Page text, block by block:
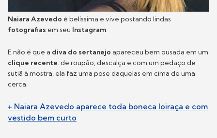
Naiara Azevedo é belíssima e vive postando lindas
fotografias em seu Instagram.
E não é que a diva do sertanejo apareceu bem ousada em um
clique recente: de roupão, descalça e com um pedaço de
sutiã à mostra, ela faz uma pose daquelas em cima de uma
cerca.
+ Naiara Azevedo aparece toda boneca loiraça e com
vestido bem curto